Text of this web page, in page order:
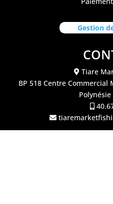
Gestion
Tiare
BP 518 Centre Commercial